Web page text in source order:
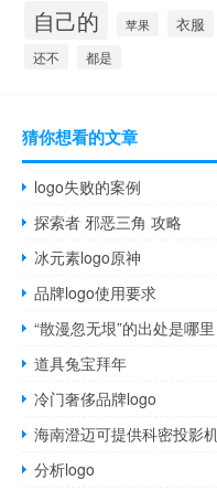
自己的 苹果 衣服
还不 都是
猜你想看的文章
logo失败的案例
探索者 邪恶三角 攻略
冰元素logo原神
品牌logo使用要求
“散漫忽无垠”的出处是哪里
道具兔宝拜年
冷门奢侈品牌logo
海南澄迈可提供科密投影
分析logo